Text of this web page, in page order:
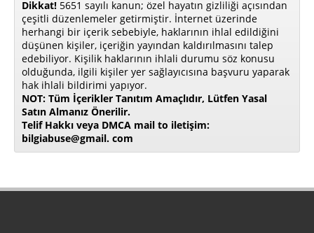
Dikkat! 5651 sayılı kanun; özel hayatın gizliliği açısından
çeşitli düzenlemeler getirmiştir. İnternet üzerinde
herhangi bir içerik sebebiyle, haklarının ihlal edildiğini
düşünen kişiler, içeriğin yayından kaldırılmasını talep
edebiliyor. Kişilik haklarının ihlali durumu söz konusu
olduğunda, ilgili kişiler yer sağlayıcısına başvuru yaparak
hak ihlali bildirimi yapıyor.
NOT: Tüm İçerikler Tanıtım Amaçlıdır, Lütfen Yasal
Satın Almanız Önerilir.
Telif Hakkı veya DMCA mail to iletişim:
bilgiabuse@gmail. com